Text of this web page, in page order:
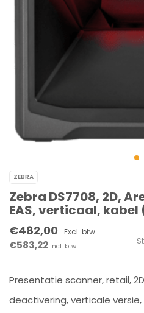
ZEBRA
Zebra DS7708, 2D,
EAS, verticaal, kabel
€482,00 Excl. btw
€583,22 Incl. btw
Presentatie scanner, retail,
deactivering, verticale